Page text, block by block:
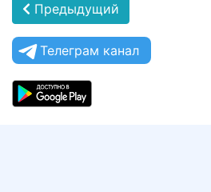
Предыдущий
Телеграм канал